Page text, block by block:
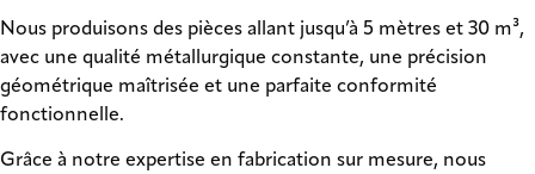
Nous produisons des pièces allant jusqu’à 5 mètres et 30 m³,
avec une qualité métallurgique constante, une précision
géométrique maîtrisée et une parfaite conformité
fonctionnelle.
Grâce à notre expertise en fabrication sur mesure, nous